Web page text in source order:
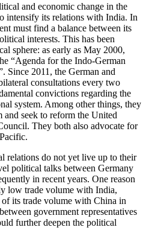
and economic change in the
intensify its relations with India. In
must find a balance between its
interests. This has been
sphere: as early as May 2000,
“Agenda for the Indo-German
Since 2011, the German and
consultations every two
convictions regarding the
system. Among other things, they
and seek to reform the United
They both also advocate for
relations do not yet live up to their
political talks between Germany
in recent years. One reason
low trade volume with India,
its trade volume with China in
govern­ment representatives
further deepen the politi­cal